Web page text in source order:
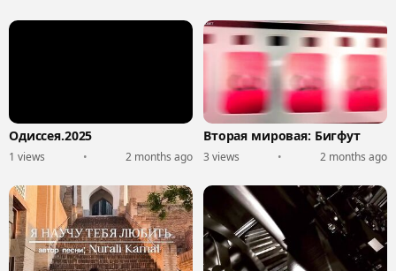
Одиссея.2025
1 views • 2 months ago
Вторая мировая: Бигфут
3 views • 2 months ago